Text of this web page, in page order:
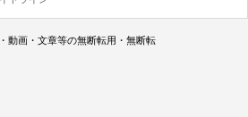
動画・文章等の無断転用・無断転